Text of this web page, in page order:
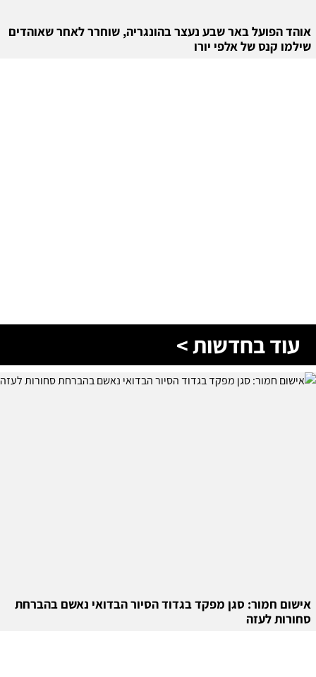
אוהד הפועל באר שבע נעצר בהונגריה, שוחרר לאחר שאוהדים
שילמו קנס של אלפי יורו
עוד בחדשות >
אישום חמור: סגן מפקד בגדוד הסיור הבדואי נאשם בהברחת
סחורות לעזה